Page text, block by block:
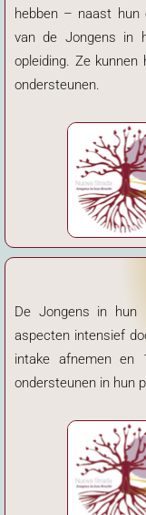
hebben – naast hun
van de Jongens in
opleiding. Ze
ondersteunen.
De Jongens in hun
aspecten intensief
intake afnemen en
ondersteunen in hun